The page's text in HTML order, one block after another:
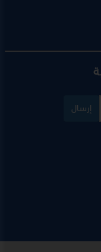
إرسال